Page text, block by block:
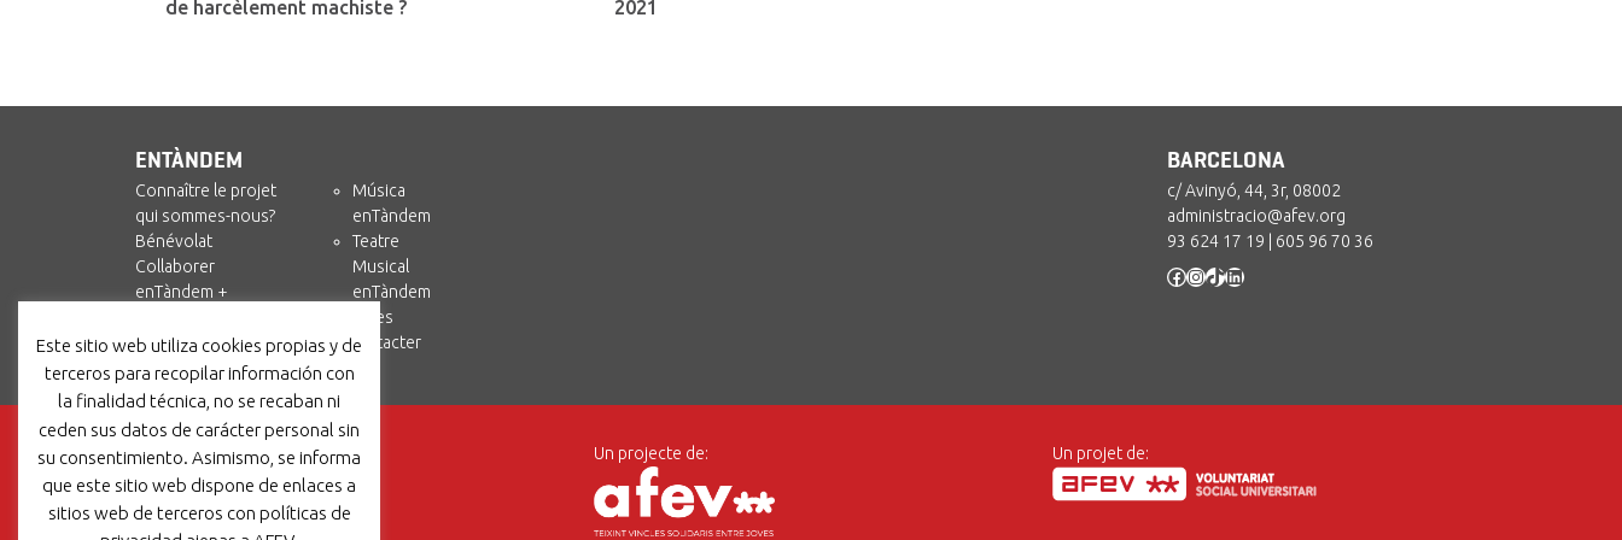
de harcèlement machiste ? 2021
ENTÀNDEM
Connaître le projet
qui sommes-nous?
Bénévolat
Collaborer
enTàndem +
Música
enTàndem
Teatre
Musical
enTàndem
Ressources
Nous contacter
BARCELONA
c/ Avinyó, 44, 3r, 08002
administracio@afev.org
93 624 17 19
605 96 70 36
Facebook
Instagram
TikTok
LinkedIn
Un projecte de: Un projet de:
Este sitio web utiliza cookies propias y de
terceros para recopilar información con
la finalidad técnica, no se recaban ni
ceden sus datos de carácter personal sin
su consentimiento. Asimismo, se informa
que este sitio web dispone de enlaces a
sitios web de terceros con políticas de